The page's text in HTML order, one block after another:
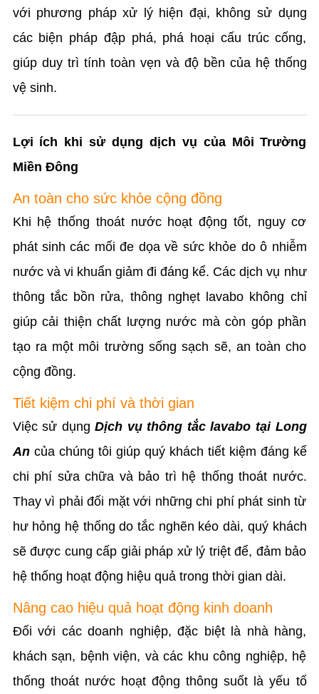
với phương pháp xử lý hiện đại, không sử dụng
các biện pháp đập phá, phá hoại cấu trúc cống,
giúp duy trì tính toàn vẹn và độ bền của hệ thống
vệ sinh.
Lợi ích khi sử dụng dịch vụ của Môi Trường
Miền Đông
An toàn cho sức khỏe cộng đồng
Khi hệ thống thoát nước hoạt động tốt, nguy cơ
phát sinh các mối đe dọa về sức khỏe do ô nhiễm
nước và vi khuẩn giảm đi đáng kể. Các dịch vụ như
thông tắc bồn rửa, thông nghẹt lavabo không chỉ
giúp cải thiện chất lượng nước mà còn góp phần
tạo ra một môi trường sống sạch sẽ, an toàn cho
cộng đồng.
Tiết kiệm chi phí và thời gian
Việc sử dụngDịch vụ thông tắc lavabo tại Long
Ancủa chúng tôi giúp quý khách tiết kiệm đáng kể
chi phí sửa chữa và bảo trì hệ thống thoát nước.
Thay vì phải đối mặt với những chi phí phát sinh từ
hư hỏng hệ thống do tắc nghẽn kéo dài, quý khách
sẽ được cung cấp giải pháp xử lý triệt để, đảm bảo
hệ thống hoạt động hiệu quả trong thời gian dài.
Nâng cao hiệu quả hoạt động kinh doanh
Đối với các doanh nghiệp, đặc biệt là nhà hàng,
khách sạn, bệnh viện, và các khu công nghiệp, hệ
thống thoát nước hoạt động thông suốt là yếu tố